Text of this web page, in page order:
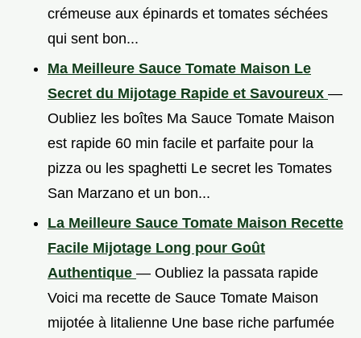
crémeuse aux épinards et tomates séchées
qui sent bon...
Ma Meilleure Sauce Tomate Maison Le
Secret du Mijotage Rapide et Savoureux —
Oubliez les boîtes Ma Sauce Tomate Maison
est rapide 60 min facile et parfaite pour la
pizza ou les spaghetti Le secret les Tomates
San Marzano et un bon...
La Meilleure Sauce Tomate Maison Recette
Facile Mijotage Long pour Goût
Authentique — Oubliez la passata rapide
Voici ma recette de Sauce Tomate Maison
mijotée à litalienne Une base riche parfumée